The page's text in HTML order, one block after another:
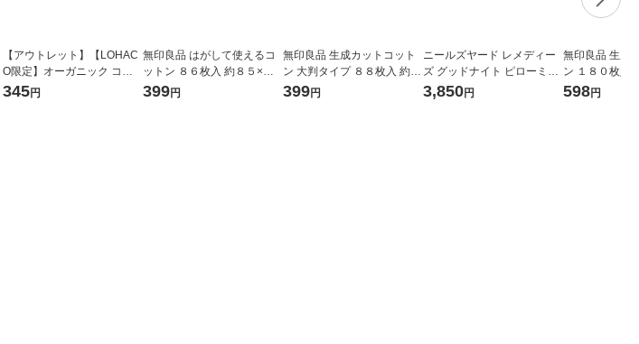
【アウトレット】【LOHAC
O限定】オーガニック コッ
トン パフ 148枚入 大判 60×
345円
無印良品 はがして使えるコ
ットン ８６枚入 約８５×６
０ｍｍ 良品計画
399円
無印良品 生成カットコット
ン 大判タイプ ８８枚入 約９
０×７０ｍｍ 良品計画
399円
ニールズヤード レメディー
ズ グッドナイト ピローミス
ト 4540260003534 1個
3,850円
無印良品 生成
ン １８０枚入
ｍｍ 1セット
598円